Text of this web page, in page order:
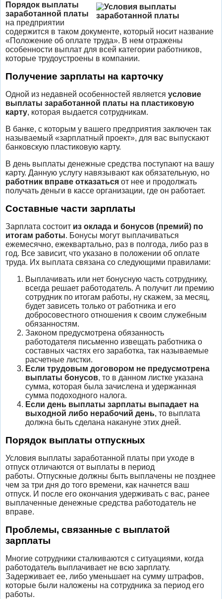
Порядок выплаты
заработанной платы
на предприятии
содержится в таком документе, который носит название
«Положение об оплате труда». В нем отражены
особенности выплат для всей категории работников,
которые трудоустроены в компании.
Получение зарплаты на карточку
Одной из недавней особенностей является условие
выплаты заработанной платы на пластиковую
карту, которая выдается сотрудникам.
В банке, с которым у вашего предприятия заключен так
называемый «зарплатный проект», для вас выпускают
банковскую пластиковую карту.
В день выплаты денежные средства поступают на вашу
карту. Данную услугу навязывают как обязательную, но
работник вправе отказаться от нее и продолжать
получать деньги в кассе организации, где он работает.
Составные части зарплаты
Зарплата состоит из оклада и бонусов (премий) по
итогам работы. Бонусы могут выплачиваться
ежемесячно, ежеквартально, раз в полгода, либо раз в
год. Все зависит, что указано в положении об оплате
труда. Их выплата связана со следующими правилами:
Выплачивать или нет бонусную часть сотруднику,
всегда решает работодатель. А получит ли премию
сотрудник по итогам работы, ну скажем, за месяц,
будет зависеть только от работника и его
добросовестного отношения к своим служебным
обязанностям.
Законом предусмотрена обязанность
работодателя письменно извещать работника о
составных частях его заработка, так называемые
расчетные листки.
Если трудовым договором не предусмотрена
выплаты бонусов, то в данном листке указана
сумма, которая была зачислена и удержанная
сумма подоходного налога.
Если день выплаты зарплаты выпадает на
выходной либо нерабочий день, то выплата
должна быть сделана накануне этих дней.
Порядок выплаты отпускных
Условия выплаты заработанной платы при уходе в
отпуск отличаются от выплаты в период
работы. Отпускные должны быть выплачены не позднее
чем за три дня до того времени, как начнется ваш
отпуск. И после его окончания удерживать с вас, ранее
выплаченные денежные средства работодатель не
вправе.
Проблемы, связанные с выплатой
зарплаты
Многие сотрудники сталкиваются с ситуациями, когда
работодатель выплачивает не всю зарплату.
Задерживает ее, либо уменьшает на сумму штрафов,
которые были наложены на сотрудника за период его
работы.